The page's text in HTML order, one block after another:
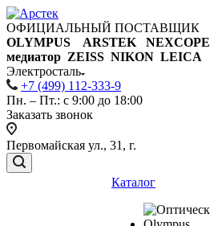
ОФИЦИАЛЬНЫЙ ПОСТАВЩИК
OLYMPUS ARSTEK NEXCOPE
медиатор ZEISS NIKON LEICA
Электросталь
+7 (499) 112-333-9
Пн. – Пт.: с 9:00 до 18:00
Заказать звонок
Первомайская ул., 31, г.
Каталог